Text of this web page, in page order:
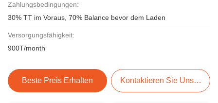
Zahlungsbedingungen:
30% TT im Voraus, 70% Balance bevor dem Laden
Versorgungsfähigkeit:
900T/month
Beste Preis Erhalten Kontaktieren Sie Uns Jetzt